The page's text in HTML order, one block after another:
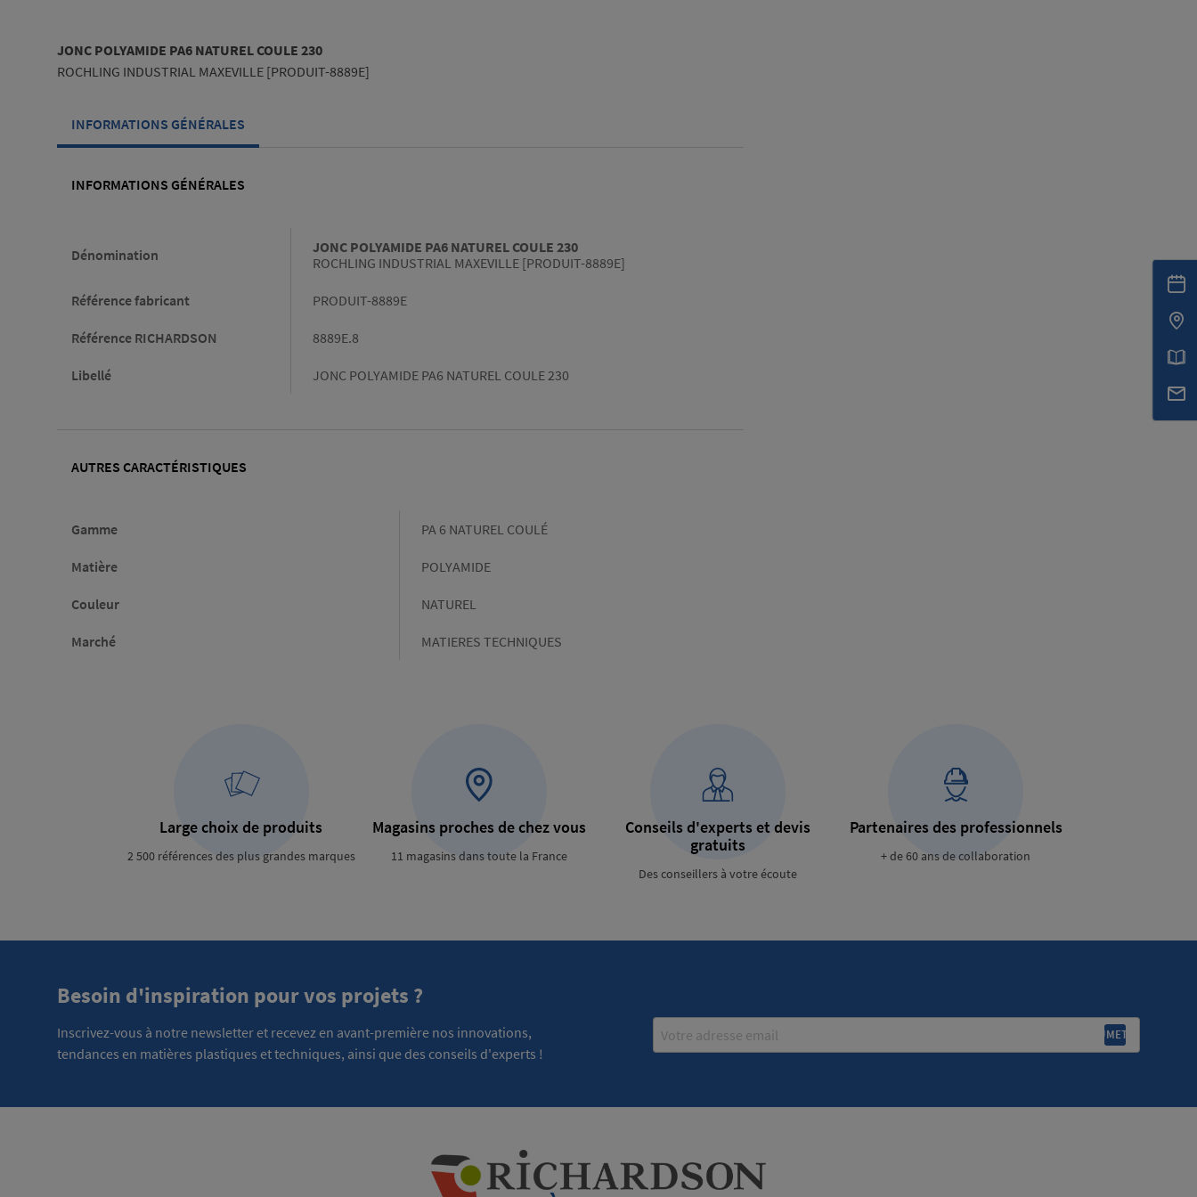
JONC POLYAMIDE PA6 NATUREL COULE 230
ROCHLING INDUSTRIAL MAXEVILLE [PRODUIT-8889E]
INFORMATIONS GÉNÉRALES
INFORMATIONS GÉNÉRALES
Dénomination
JONC POLYAMIDE PA6 NATUREL COULE 230
ROCHLING INDUSTRIAL MAXEVILLE [PRODUIT-8889E]
Référence fabricant PRODUIT-8889E
Référence RICHARDSON 8889E.8
Libellé JONC POLYAMIDE PA6 NATUREL COULE 230
AUTRES CARACTÉRISTIQUES
Gamme Gamme
PA 6 NATUREL COULÉ
Matière Matière
POLYAMIDE
Couleur Couleur
NATUREL
Marché Marché
MATIERES TECHNIQUES
Large choix de produits
2 500 références des plus grandes marques
Magasins proches de chez vous
11 magasins dans toute la France
Conseils d'experts et devis
gratuits
Des conseillers à votre écoute
Partenaires des professionnels
+ de 60 ans de collaboration
Besoin d'inspiration pour vos projets ?
Inscrivez-vous à notre newsletter et recevez en avant-première nos innovations,
tendances en matières plastiques et techniques, ainsi que des conseils d'experts !
Email